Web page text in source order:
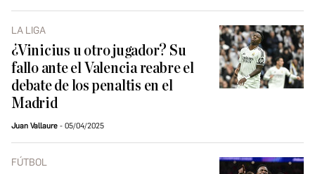
LA LIGA
¿Vinicius u otro jugador? Su
fallo ante el Valencia reabre el
debate de los penaltis en el
Madrid
Juan Vallaure 05/04/2025
FÚTBOL